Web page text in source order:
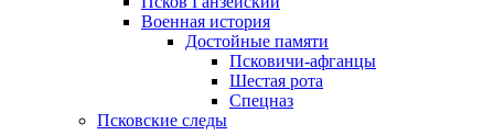
Военная история
Достойные памяти
Псковичи-афганцы
Шестая рота
Спецназ
Псковские следы